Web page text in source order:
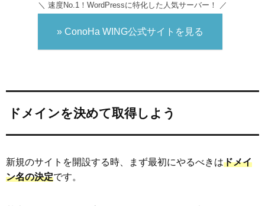
＼ 速度No.1！WordPressに特化した人気サーバー！ ／
» ConoHa WING公式サイトを見る
ドメインを決めて取得しよう
新規のサイトを開設する時、まず最初にやるべきはドメイ
ン名の決定です。